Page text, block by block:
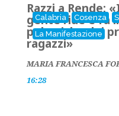
Calabria Cosenza
La Manifestazione
Razzi a Rende:
gente ride e fa
polemiche dei
ragazzi»
MARIA FRANCESCA
16:28